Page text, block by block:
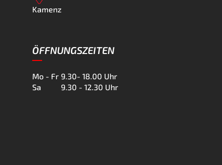
Kamenz
ÖFFNUNGSZEITEN
Mo - Fr 9.30- 18.00 Uhr
Sa
9.30 - 12.30 Uhr